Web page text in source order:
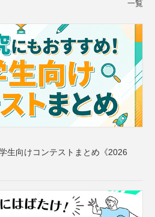
一覧
生向けコンテストまとめ《2026